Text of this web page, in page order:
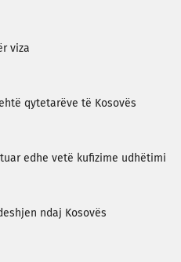
viza
qytetarëve të Kosovës
edhe vetë kufizime udhëtimi
ndaj Kosovës